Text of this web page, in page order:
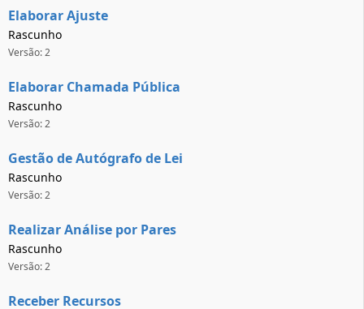
Elaborar Ajuste
Rascunho
Versão: 2
Elaborar Chamada Pública
Rascunho
Versão: 2
Gestão de Autógrafo de Lei
Rascunho
Versão: 2
Realizar Análise por Pares
Rascunho
Versão: 2
Receber Recursos